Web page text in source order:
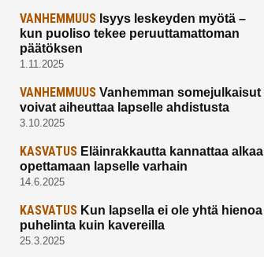
VANHEMMUUS Isyys leskeyden myötä –
kun puoliso tekee peruuttamattoman
päätöksen
1.11.2025
VANHEMMUUS Vanhemman somejulkaisut
voivat aiheuttaa lapselle ahdistusta
3.10.2025
KASVATUS Eläinrakkautta kannattaa alkaa
opettamaan lapselle varhain
14.6.2025
KASVATUS Kun lapsella ei ole yhtä hienoa
puhelinta kuin kavereilla
25.3.2025